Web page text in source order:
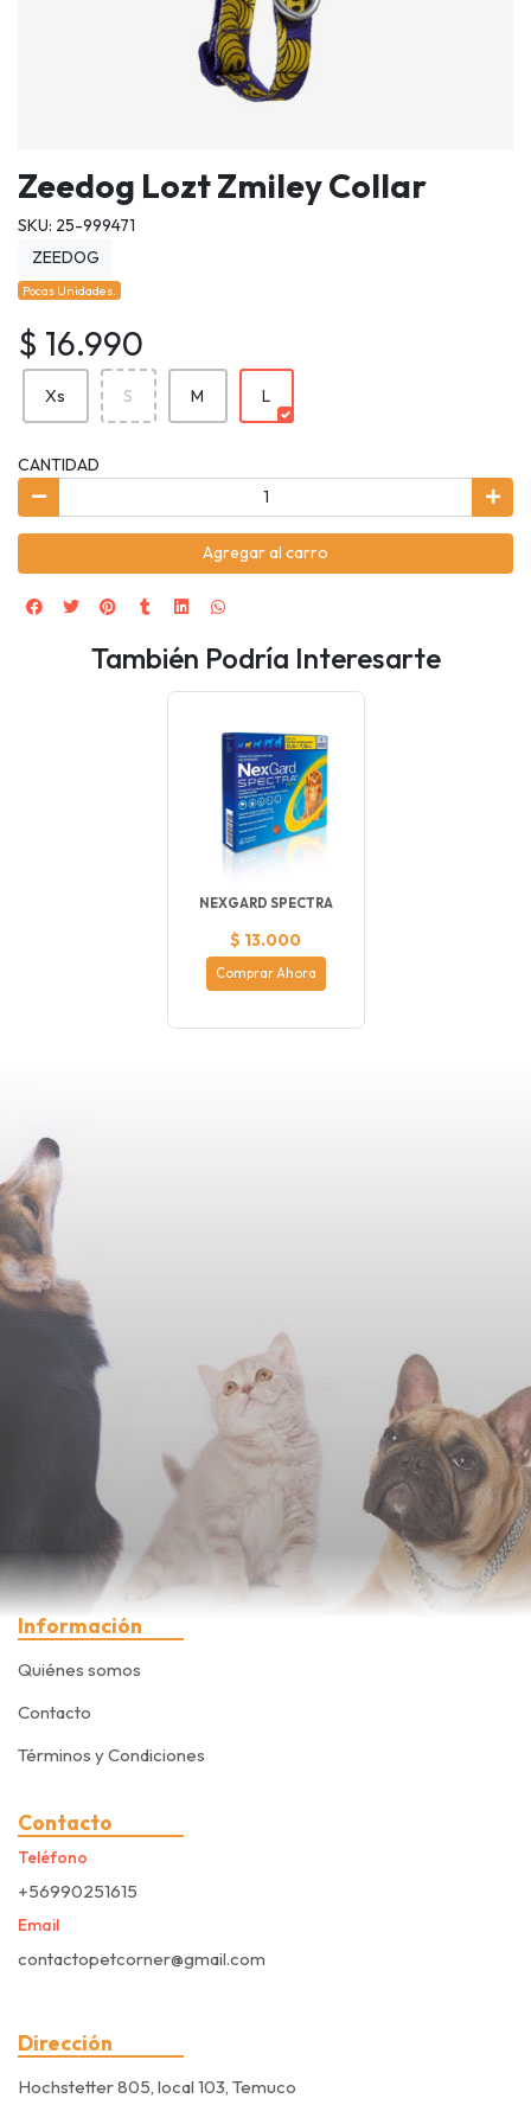
Zeedog Lozt Zmiley Collar
SKU: 25-999471
ZEEDOG
Pocas Unidades.
$ 16.990
Xs S M L
CANTIDAD
Agregar al carro
También Podría Interesarte
NEXGARD SPECTRA
$ 13.000
Comprar Ahora
Información
Quiénes somos
Contacto
Términos y Condiciones
Contacto
Teléfono
+56990251615
Email
contactopetcorner@gmail.com
Dirección
Hochstetter 805, local 103, Temuco